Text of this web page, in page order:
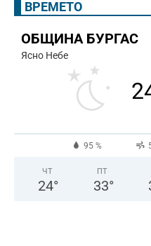
ВРЕМЕТО
ОБЩИНА БУРГАС
Ясно Небе
95 %
ЧТ
24°
ПТ
33°